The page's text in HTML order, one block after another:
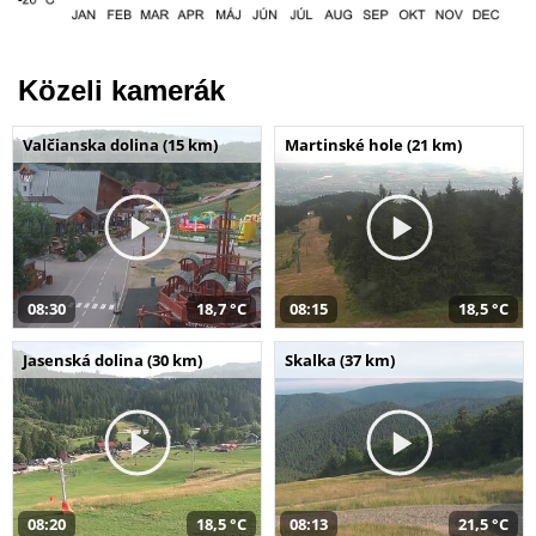
Közeli kamerák
Valčianska dolina (15 km)
08:30 18,7 °C
Martinské hole (21 km)
08:15 18,5 °C
Jasenská dolina (30 km)
08:20 18,5 °C
Skalka (37 km)
08:13 21,5 °C